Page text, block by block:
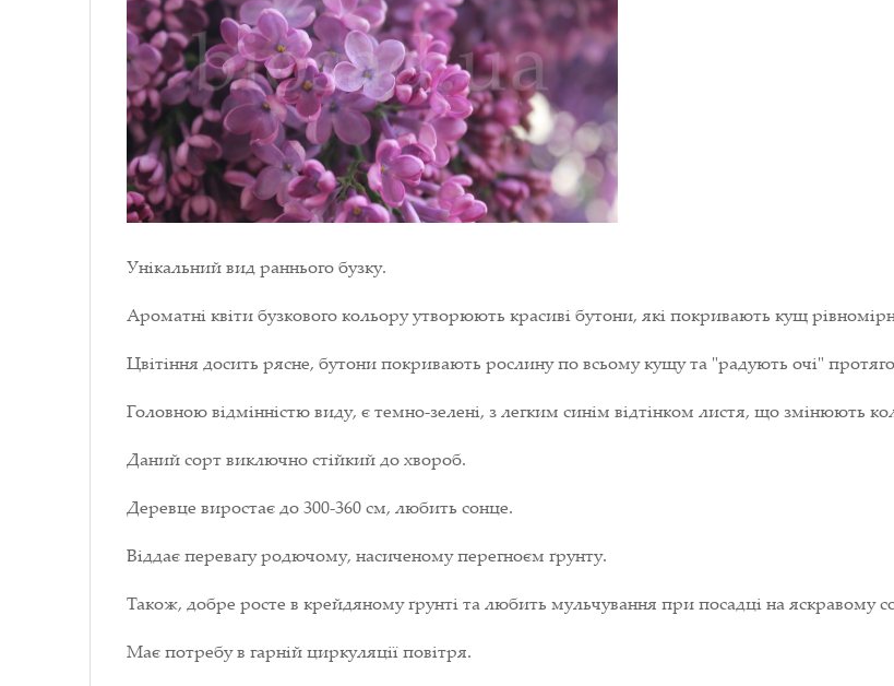
Унікальний вид раннього бузку.
Ароматні квіти бузкового кольору утворюють красиві бутони, які покривають кущ
Цвітіння досить рясне, бутони покривають рослину по всьому кущу та "радують очі"
Головною відмінністю виду, є темно-зелені, з легким синім відтінком листя, що змінюють
Даний сорт виключно стійкий до хвороб.
Деревце виростає до 300-360 см, любить сонце.
Віддає перевагу родючому, насиченому перегноєм ґрунту.
Також, добре росте в крейдяному ґрунті та любить мульчування при посадці на яскравому
Має потребу в гарній циркуляції повітря.